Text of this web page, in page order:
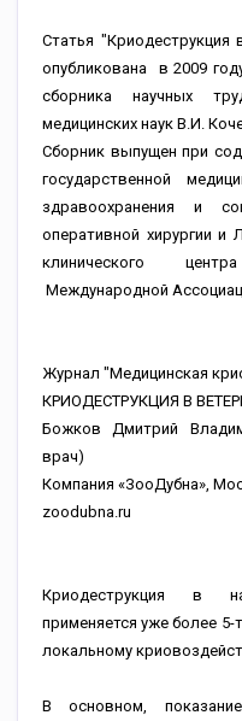
Статья
опубликована в 2009
сборника научных
медицинских наук В.И.
Сборник выпущен при
государственной
здравоохранения и
оперативной хирургии и
клинического
Международной
Журнал "Медицинская
КРИОДЕСТРУКЦИЯ В
Божков Дмитрий
врач)
Компания «ЗооДубна»,
zoodubna.ru
Криодеструкция в
применяется уже более
локальному
В основном,